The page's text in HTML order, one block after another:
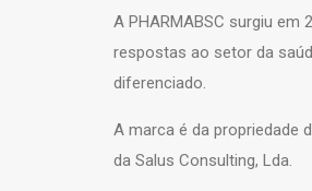
A PHARMABSC surgiu em
respostas ao setor da
diferenciado.
A marca é da propriedade
da Salus Consulting, Lda.